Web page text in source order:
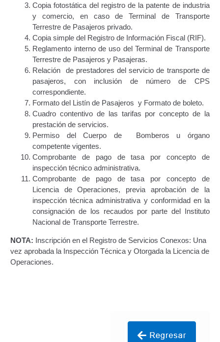
Búsqueda Predictiva Woocommerce
Certificación de Datos para Efectos Consulares con
Apostilla Electrónica – Servicio Frecuente
Certificación Provisional de Prestación del Servicio de
Transporte Público de Personas Modalidad Periférico
(RUTAS SUBURBANA O INTERURBANAS) – Servicio
Frecuente
Consultas Privadas
Educación Vial
Escuelas del Transporte e Instructores de Manejo
Estacionamientos registrados ante el INTT
Estructura Organizativa del INTT
Homologación
Copia fotostática del registro de la patente de industria
y comercio, en caso de Terminal de Transporte
Terrestre de Pasajeros privado.
Copia simple del Registro de Información Fiscal (RIF).
Reglamento interno de uso del Terminal de Transporte
Terrestre de Pasajeros y Pasajeras.
Relación de prestadores del servicio de transporte de
pasajeros, con inclusión de número de CPS
correspondiente.
Formato del Listín de Pasajeros y Formato de boleto.
Cuadro contentivo de las tarifas por concepto de la
prestación de servicios.
Permiso del Cuerpo de Bomberos u órgano
competente vigentes.
Comprobante de pago de tasa por concepto de
inspección técnico administrativa.
Comprobante de pago de tasa por concepto de
Licencia de Operaciones, previa aprobación de la
inspección técnica administrativa y conformidad en la
consignación de los recaudos por parte del Instituto
Nacional de Transporte Terrestre.
NOTA: Inscripción en el Registro de Servicios Conexos: Una
vez aprobada la Inspección Técnica y Otorgada la Licencia de
Operaciones.